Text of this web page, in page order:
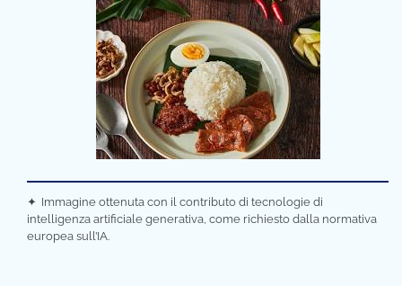
✦ Immagine ottenuta con il contributo di tecnologie di
intelligenza artificiale generativa, come richiesto dalla normativa
europea sull’IA.